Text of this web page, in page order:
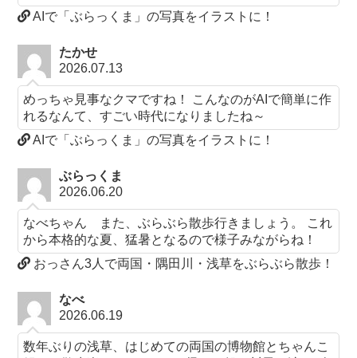
AIで「ぶらっくま」の写真をイラストに！
たかせ
2026.07.13
めっちゃ見事なクマですね！ こんなのがAIで簡単に作
れるなんて、すごい時代になりましたね～
AIで「ぶらっくま」の写真をイラストに！
ぶらっくま
2026.06.20
なべちゃん また、ぶらぶら散歩行きましょう。 これ
から本格的な夏、猛暑となるので様子みながらね！
おっさん3人で両国・隅田川・浅草をぶらぶら散歩！
なべ
2026.06.19
数年ぶりの浅草、はじめての両国の博物館とちゃんこ